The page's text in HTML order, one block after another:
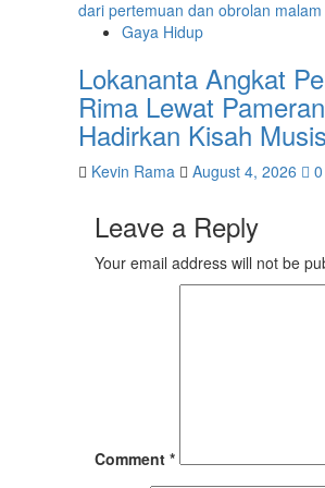
Gaya Hidup
Lokananta Angkat
Rima Lewat
Hadirkan Kisah
Kevin Rama August 4, 2026 0
Leave a Reply
Your email address will not be
Comment *